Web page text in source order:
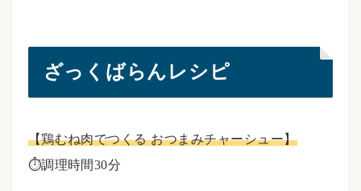
ざっくばらんレシピ
【鶏むね肉でつくる おつまみチャーシュー】
⏱調理時間30分